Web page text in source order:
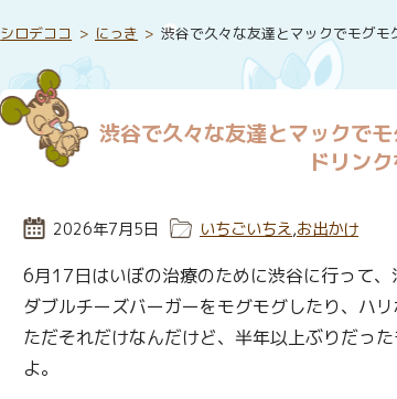
シロデココ にっき 渋谷で久々な友達とマックでモグ
渋谷で久々な友達とマックで
ドリン
投稿日:
2026年7月5日 カテゴリー:
いちごいちえ,お出かけ
6月17日はいぼの治療のために渋谷に行って
ダブルチーズバーガーをモグモグしたり、ハ
ただそれだけなんだけど、半年以上ぶりだっ
よ。